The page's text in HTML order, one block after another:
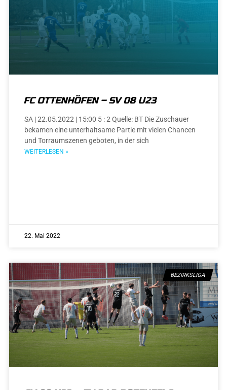
FC OTTENHÖFEN – SV 08 U23
SA | 22.05.2022 | 15:00 5 : 2 Quelle: BT Die Zuschauer
bekamen eine unterhaltsame Partie mit vielen Chancen
und Torraumszenen geboten, in der sich
WEITERLESEN »
22. Mai 2022
BEZIRKSLIGA